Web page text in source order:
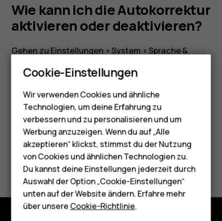
Smartphones
Feature Phones
Telefone für Senioren
Zubehör
HMD Terra M
Für Unternehmen
Tablets
Shop
Wie kann ich die Autokorrektur
aktivieren oder deaktivieren?
Gehen zu Einstellungen > System > Sprache &
Textkorrektur.
Did you find this helpful?
Ja Nein
Cookie-Einstellungen
Wir verwenden Cookies und ähnliche
Technologien, um deine Erfahrung zu
verbessern und zu personalisieren und um
Werbung anzuzeigen. Wenn du auf „Alle
akzeptieren“ klickst, stimmst du der Nutzung
von Cookies und ähnlichen Technologien zu.
Du kannst deine Einstellungen jederzeit durch
Auswahl der Option „Cookie-Einstellungen“
unten auf der Website ändern. Erfahre mehr
über unsereCookie-Richtlinie.